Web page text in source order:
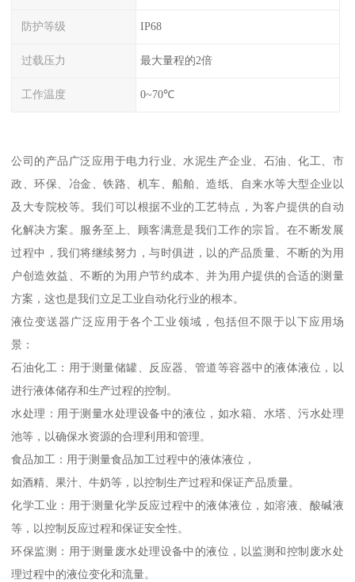
防护等级 IP68
过载压力 最大量程的2倍
工作温度 0~70℃
公司的产品广泛应用于电力行业、水泥生产企业、石油、化工、市
政、环保、冶金、铁路、机车、船舶、造纸、自来水等大型企业以
及大专院校等。我们可以根据不业的工艺特点，为客户提供的自动
化解决方案。服务至上、顾客满意是我们工作的宗旨。在不断发展
过程中，我们将继续努力，与时俱进，以的产品质量、不断的为用
户创造效益、不断的为用户节约成本、并为用户提供的合适的测量
方案，这也是我们立足工业自动化行业的根本。
液位变送器广泛应用于各个工业领域，包括但不限于以下应用场
景：
石油化工：用于测量储罐、反应器、管道等容器中的液体液位，以
进行液体储存和生产过程的控制。
水处理：用于测量水处理设备中的液位，如水箱、水塔、污水处理
池等，以确保水资源的合理利用和管理。
食品加工：用于测量食品加工过程中的液体液位，
如酒精、果汁、牛奶等，以控制生产过程和保证产品质量。
化学工业：用于测量化学反应过程中的液体液位，如溶液、酸碱液
等，以控制反应过程和保证安全性。
环保监测：用于测量废水处理设备中的液位，以监测和控制废水处
理过程中的液位变化和流量。